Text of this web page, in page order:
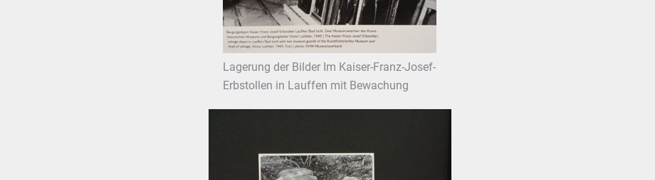
Lagerung der Bilder Im Kaiser-Franz-Josef-
Erbstollen in Lauffen mit Bewachung